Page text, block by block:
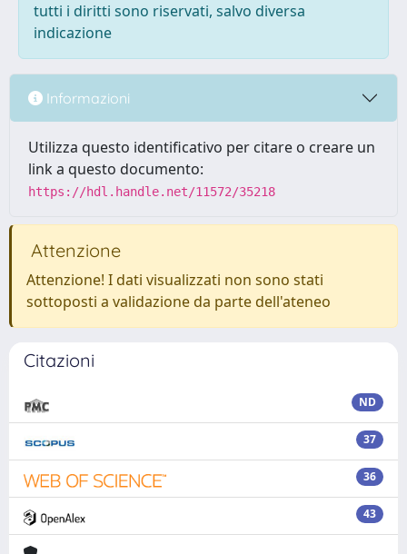
tutti i diritti sono riservati, salvo diversa
indicazione
Informazioni
Utilizza questo identificativo per citare o creare un
link a questo documento:
https://hdl.handle.net/11572/35218
Attenzione
Attenzione! I dati visualizzati non sono stati
sottoposti a validazione da parte dell'ateneo
Citazioni
ND
37
36
43